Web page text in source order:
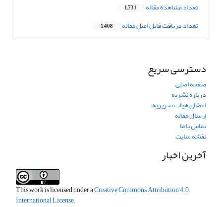
تعداد مشاهده مقاله 1,731
تعداد دریافت فایل اصل مقاله 1,408
دسترسی سریع
صفحه اصلی
درباره نشریه
اعضای هیات تحریریه
ارسال مقاله
تماس با ما
نقشه سایت
آخرین اخبار
This work is licensed under aCreative Commons Attribution 4.0
International License.